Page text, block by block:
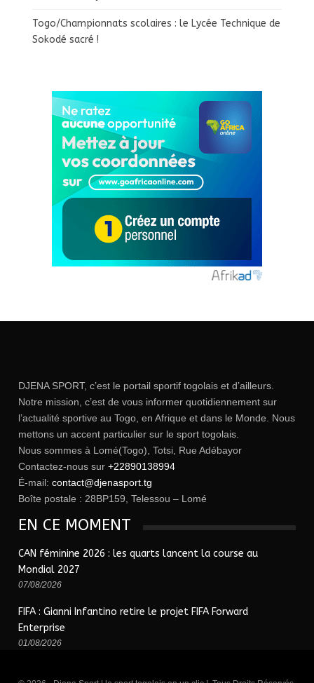
Togo/Championnats scolaires : le Lycée Technique de
Sokodé sacré !
DJENA SPORT, c’est le portail sportif togolais et d’ailleurs.
Notre mission, c’est de vous informer quotidiennement sur
l’actualité sportive au Togo, en Afrique et dans le Monde. Nous
mettons un accent particulier sur le sport togolais.
Nous sommes à Lomé(Togo), Totsi, Rue Adébayor
Contactez-nous sur +22890138994
É-mail: contact@djenasport.tg
Boîte postale : 28BP159, Telessou – Lomé
EN CE MOMENT
CAN féminine 2026 : les quarts lancent la course au
Mondial 2027
07/08/2026
FIFA : Gianni Infantino retire le projet FIFA Forward
Enterprise
01/08/2026